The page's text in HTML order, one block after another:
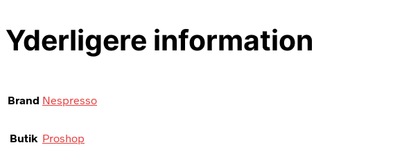
Yderligere information
Brand Nespresso
Butik Proshop